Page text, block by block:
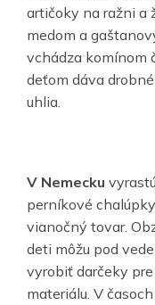
artičoky na ražni a
medom a
vchádza komínom
deťom dáva
uhlia.
V Nemecku
perníkové
vianočný tovar.
deti môžu pod
vyrobiť darčeky
materiálu. V